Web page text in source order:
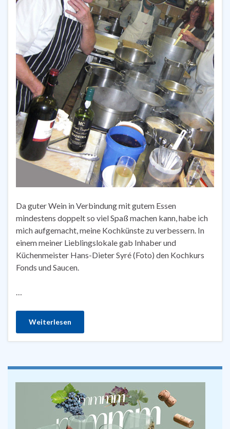
Da guter Wein in Verbindung mit gutem Essen
mindestens doppelt so viel Spaß machen kann, habe ich
mich aufgemacht, meine Kochkünste zu verbessern. In
einem meiner Lieblingslokale gab Inhaber und
Küchenmeister Hans-Dieter Syré (Foto) den Kochkurs
Fonds und Saucen.
…
Weiterlesen